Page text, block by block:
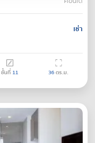
เช่า
ชั้นที่ 11 36ตร.ม.